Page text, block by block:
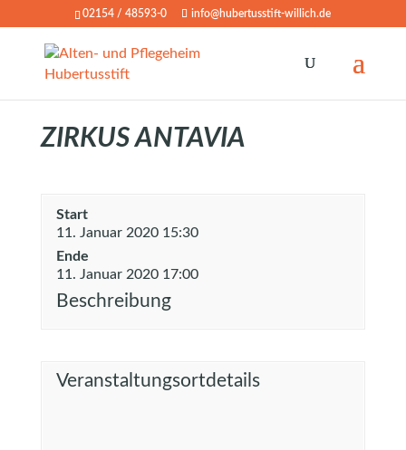
02154 / 48593-0 info@hubertusstift-willich.de
ZIRKUS ANTAVIA
Start
11. Januar 2020 15:30
Ende
11. Januar 2020 17:00
Beschreibung
Veranstaltungsortdetails